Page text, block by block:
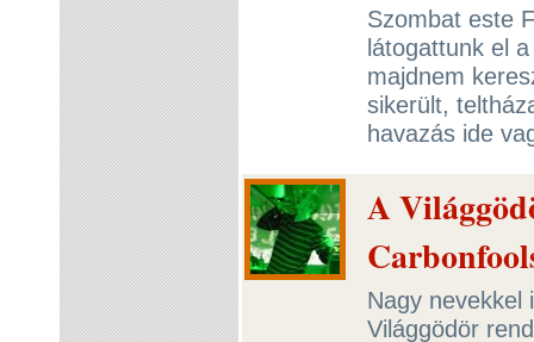
Szombat este
látogattunk el
majdnem
sikerült,
havazás ide
A
Nagy nevekkel
Világgödör